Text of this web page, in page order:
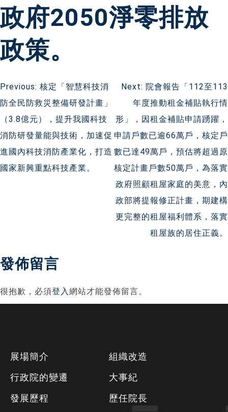
政府2050淨零排放
政策。
文
章
導
覽
Previous: 核定「智慧科技消
防全民防救災整備研發計畫」
（3.8億元），提升我國科技
消防研發量能與技術，加速促
進國內科技消防產業化，打造
國家新興重點科技產業。
Next: 院會報告「112至113
年度推動租金補貼執行情
形」，因租金補貼申請踴躍，
申請戶數已逾66萬戶，核定戶
數已達49萬戶，預估將超過原
核定計畫戶數50萬戶，為落實
政府照顧租屋家庭的美意，內
政部將提報修正計畫，期建構
更完整的租屋福利體系，落實
租屋族的居住正義。
發佈留言
很抱歉，必須登入網站才能發佈留言。
展場簡介
行政院的變遷
發展歷程
組織改造
大事紀
歷任院長